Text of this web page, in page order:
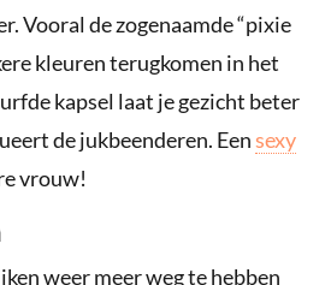
Vooral de zogenaamde “pixie
kleuren terugkomen in het
kapsel laat je gezicht beter
de jukbeenderen. Eensexy
vrouw!
weer meer weg te hebben